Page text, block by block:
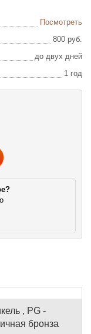
Посмотреть
800 руб.
до двух дней
1 год
, PG -
бронза